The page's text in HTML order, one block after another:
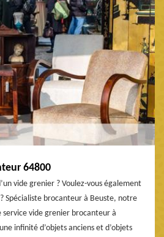
64800
vide grenier ? Voulez-vous également
Spécialiste brocanteur à Beuste, notre
vide grenier brocanteur à
infinité d’objets anciens et d’objets